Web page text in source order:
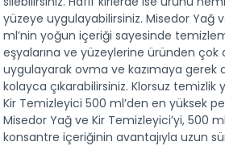
yüzeye uygulayabilirsiniz. Misedor Yağ
ml’nin yoğun içeriği sayesinde
eşyalarına ve yüzeylerine üründen çok
uygulayarak ovma ve kazımaya gerek
kolayca çıkarabilirsiniz. Klorsuz temizlik
Kir Temizleyici 500 ml’den en yüksek
Misedor Yağ ve Kir Temizleyici’yi, 500
konsantre içeriğinin avantajıyla uzun